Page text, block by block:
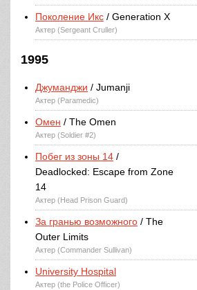
Поколение Икс / Generation X
Актер (Sergeant Cruller)
1995
Джуманджи / Jumanji
Актер (Paramedic)
Омен / The Omen
Актер (Soldier #2)
Побег из зоны 14 /
Deadlocked: Escape from Zone
14
Актер (Head Prison Guard)
За гранью возможного / The
Outer Limits
Актер (Commander Sullivan)
University Hospital
Актер (the Police Officer)